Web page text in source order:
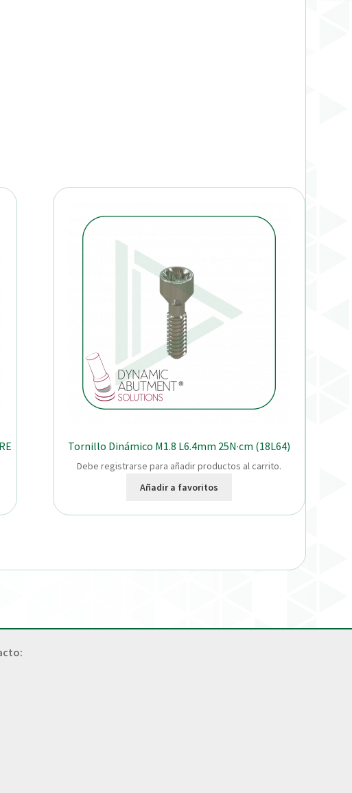
Tornillo Dinámico M1.8 L6.4mm 25N·cm (18L64)
Debe registrarse para añadir productos al carrito.
Añadir a favoritos